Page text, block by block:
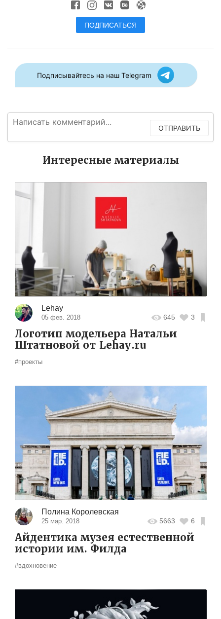
ПОДПИСАТЬСЯ
Подписывайтесь на наш Telegram
ОТПРАВИТЬ
Интересные материалы
Lehay
05 фев. 2018 645 3
Логотип модельера Натальи
Штатновой от Lehay.ru
#проекты
Полина Королевская
25 мар. 2018 5663 6
Айдентика музея естественной
истории им. Филда
#вдохновение